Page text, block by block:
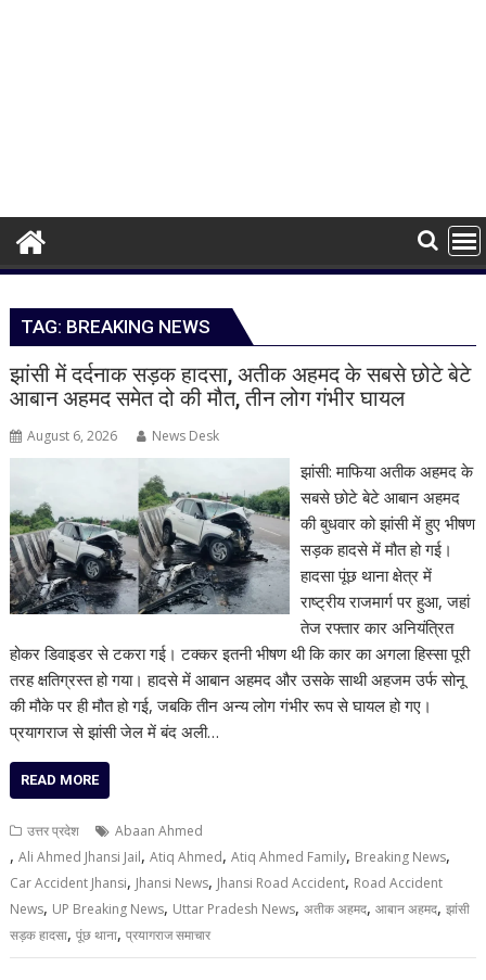
TAG: BREAKING NEWS
झांसी में दर्दनाक सड़क हादसा, अतीक अहमद के सबसे छोटे बेटे
आबान अहमद समेत दो की मौत, तीन लोग गंभीर घायल
August 6, 2026 News Desk
झांसी: माफिया अतीक अहमद के
सबसे छोटे बेटे आबान अहमद
की बुधवार को झांसी में हुए भीषण
सड़क हादसे में मौत हो गई।
हादसा पूंछ थाना क्षेत्र में
राष्ट्रीय राजमार्ग पर हुआ, जहां
तेज रफ्तार कार अनियंत्रित
होकर डिवाइडर से टकरा गई। टक्कर इतनी भीषण थी कि कार का अगला हिस्सा पूरी
तरह क्षतिग्रस्त हो गया। हादसे में आबान अहमद और उसके साथी अहजम उर्फ सोनू
की मौके पर ही मौत हो गई, जबकि तीन अन्य लोग गंभीर रूप से घायल हो गए।
प्रयागराज से झांसी जेल में बंद अली…
READ MORE
उत्तर प्रदेश Abaan Ahmed
,Ali Ahmed Jhansi Jail,Atiq Ahmed,Atiq Ahmed Family, Breaking News,
Car Accident Jhansi, Jhansi News, Jhansi Road Accident, Road Accident
News, UP Breaking News, Uttar Pradesh News,अतीक अहमद,आबान अहमद,झांसी
सड़क हादसा,पूंछ थाना,प्रयागराज समाचार